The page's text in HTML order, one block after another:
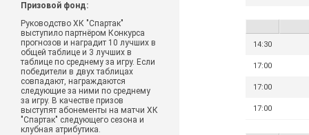
Призовой фонд:
Руководство ХК "Спартак"
выступило партнёром Конкурса
прогнозов и наградит 10 лучших в
общей таблице и 3 лучших в
таблице по среднему за игру. Если
победители в двух таблицах
совпадают, награждаются
следующие за ними по среднему
за игру. В качестве призов
выступят абонементы на матчи ХК
"Спартак" следующего сезона и
клубная атрибутика.
14:30
17:00
17:00
17:00